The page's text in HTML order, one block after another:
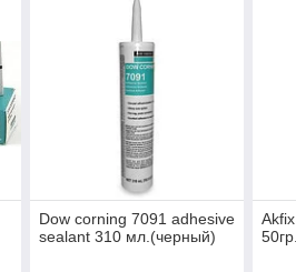
Dow corning 7091 adhesive
sealant 310 мл.(черный)